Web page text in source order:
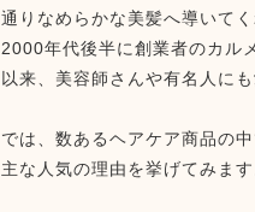
通りなめらかな美髪へ導いてく
2000年代後半に創業者のカル
以来、美容師さんや有名人に
では、数あるヘアケア商品の
主な人気の理由を挙げてみます